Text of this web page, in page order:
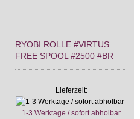
RYOBI ROLLE #VIRTUS
FREE SPOOL #2500 #BR
Lieferzeit:
1-3 Werktage / sofort abholbar